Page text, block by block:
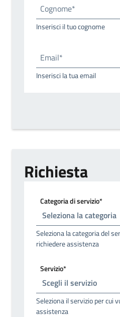
Cognome*
Inserisci il tuo cognome
Email*
Inserisci la tua email
Richiesta
Categoria di servizio*
Seleziona la categoria del
richiedere assistenza
Servizio*
Seleziona il servizio per cui
assistenza